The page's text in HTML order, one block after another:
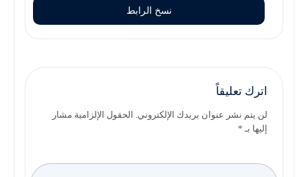
نسخ الرابط
اترك تعليقاً
لن يتم نشر عنوان بريدك الإلكتروني. الحقول الإلزامية مشار
إليها بـ *